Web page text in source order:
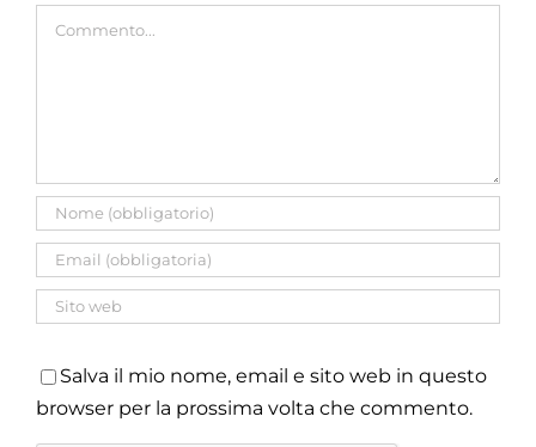
Commento
Salva il mio nome, email e sito web in questo
browser per la prossima volta che commento.